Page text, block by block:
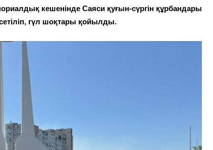
кешенінде Саяси қуғын-сүргін құрбандары
гүл шоқтары қойылды.